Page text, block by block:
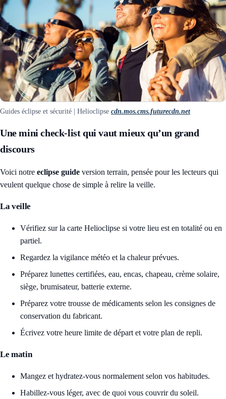
Guides éclipse et sécurité | Helioclipse cdn.mos.cms.futurecdn.net
Une mini check-list qui vaut mieux qu’un grand
discours
Voici notre eclipse guide version terrain, pensée pour les lecteurs qui
veulent quelque chose de simple à relire la veille.
La veille
Vérifiez sur la carte Helioclipse si votre lieu est en totalité ou en
partiel.
Regardez la vigilance météo et la chaleur prévues.
Préparez lunettes certifiées, eau, encas, chapeau, crème solaire,
siège, brumisateur, batterie externe.
Préparez votre trousse de médicaments selon les consignes de
conservation du fabricant.
Écrivez votre heure limite de départ et votre plan de repli.
Le matin
Mangez et hydratez-vous normalement selon vos habitudes.
Habillez-vous léger, avec de quoi vous couvrir du soleil.